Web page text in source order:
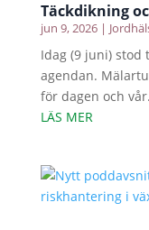
Täckdikning
jun 9, 2026|
Idag (9 juni) stod
agendan.
för dagen och
LÄS MER